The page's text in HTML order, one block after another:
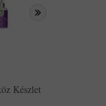
Készlet